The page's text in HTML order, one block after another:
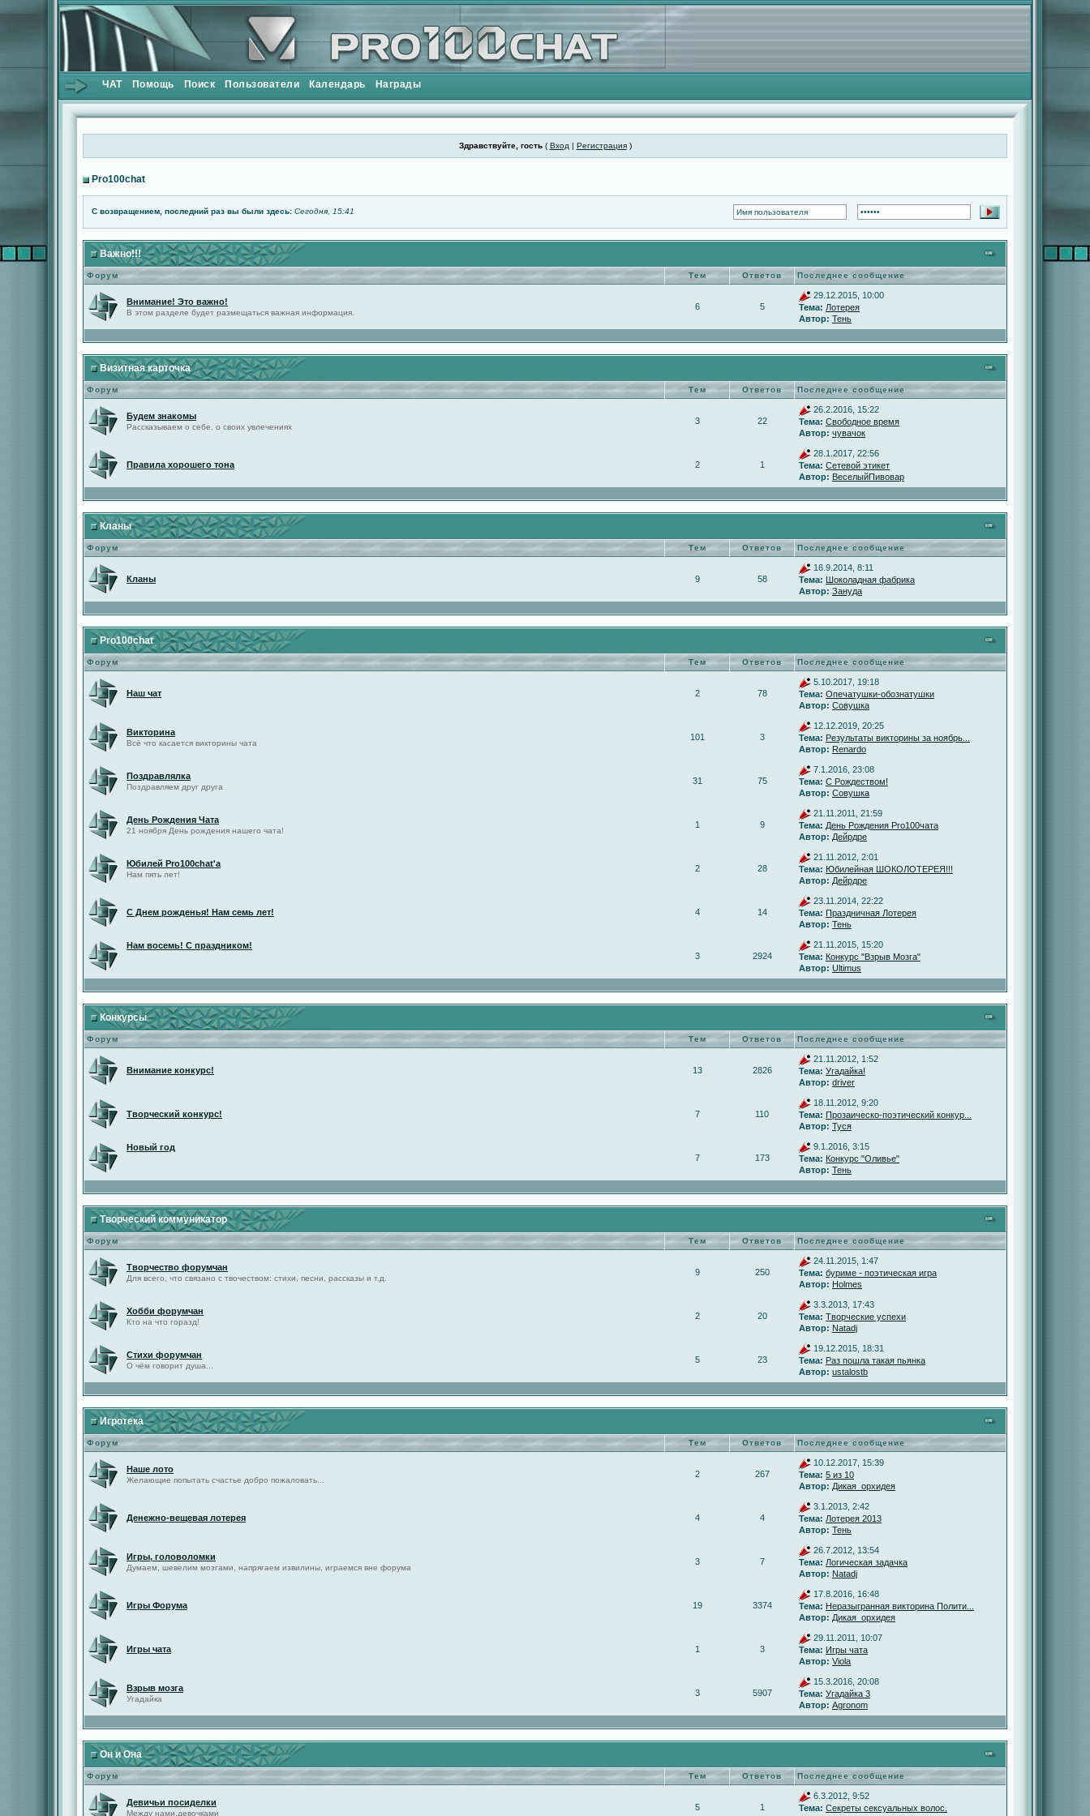
ЧАТ Помощь Поиск Пользователи Календарь Награды
Здравствуйте, гость( Вход | Регистрация)
Pro100chat
С возвращением, последний раз вы были здесь: Сегодня, 15:41
Важно!!!
Форум Тем Ответов Последнее сообщение
Внимание! Это важно!
В этом разделе будет размещаться важная информация.
6 5
29.12.2015, 10:00
Тема: Лотерея
Автор: Тень
Визитная карточка
Форум Тем Ответов Последнее сообщение
Будем знакомы
Рассказываем о себе, о своих увлечениях
3 22
26.2.2016, 15:22
Тема: Свободное время
Автор: чувачок
Правила хорошего тона 2 1
28.1.2017, 22:56
Тема: Сетевой этикет
Автор: ВеселыйПивовар
Кланы
Форум Тем Ответов Последнее сообщение
Кланы 9 58
16.9.2014, 8:11
Тема: Шоколадная фабрика
Автор: Зануда
Pro100chat
Форум Тем Ответов Последнее сообщение
Наш чат 2 78
5.10.2017, 19:18
Тема: Опечатушки-обознатушки
Автор: Совушка
Викторина
Всё что касается викторины чата
101 3
12.12.2019, 20:25
Тема: Результаты викторины за ноябрь...
Автор: Renardo
Поздравлялка
Поздравляем друг друга
31 75
7.1.2016, 23:08
Тема: С Рождеством!
Автор: Совушка
День Рождения Чата
21 ноября День рождения нашего чата!
1 9
21.11.2011, 21:59
Тема: День Рождения Pro100чата
Автор: Дейрдре
Юбилей Pro100chat'а
Нам пять лет!
2 28
21.11.2012, 2:01
Тема: Юбилейная ШОКОЛОТЕРЕЯ!!!
Автор: Дейрдре
С Днем рожденья! Нам семь лет! 4 14
23.11.2014, 22:22
Тема: Праздничная Лотерея
Автор: Тень
Нам восемь! С праздником!
3
2924
21.11.2015, 15:20
Тема: Конкурс "Взрыв Мозга"
Автор: Ultimus
Конкурсы
Форум Тем Ответов Последнее сообщение
Внимание конкурс! 13 2826
21.11.2012, 1:52
Тема: Угадайка!
Автор: driver
Творческий конкурс! 7 110
18.11.2012, 9:20
Тема: Прозаическо-поэтический конкур...
Автор: Туся
Новый год
7
173
9.1.2016, 3:15
Тема: Конкурс "Оливье"
Автор: Тень
Творческий коммуникатор
Форум Тем Ответов Последнее сообщение
Творчество форумчан
Для всего, что связано с твочеством: стихи, песни, рассказы и т.д.
9 250
24.11.2015, 1:47
Тема: буриме - поэтическая игра
Автор: Holmes
Хобби форумчан
Кто на что горазд!
2 20
3.3.2013, 17:43
Тема: Творческие успехи
Автор: Natadj
Стихи форумчан
О чём говорит душа...
5 23
19.12.2015, 18:31
Тема: Раз пошла такая пьянка
Автор: ustalostb
Игротека
Форум Тем Ответов Последнее сообщение
Наше лото
Желающие попытать счастье добро пожаловать...
2 267
10.12.2017, 15:39
Тема: 5 из 10
Автор: Дикая_орхидея
Денежно-вещевая лотерея 4 4
3.1.2013, 2:42
Тема: Лотерея 2013
Автор: Тень
Игры, головоломки
Думаем, шевелим мозгами, напрягаем извилины, играемся вне форума
3 7
26.7.2012, 13:54
Тема: Логическая задачка
Автор: Natadj
Игры Форума 19 3374
17.8.2016, 16:48
Тема: Неразыгранная викторина Полити...
Автор: Дикая_орхидея
Игры чата 1 3
29.11.2011, 10:07
Тема: Игры чата
Автор: Viola
Взрыв мозга
Угадайка
3 5907
15.3.2016, 20:08
Тема: Угадайка 3
Автор: Agronom
Он и Она
Форум Тем Ответов Последнее сообщение
Девичьи посиделки
Между нами,девочками
5 1
6.3.2012, 9:52
Тема: Секреты сексуальных волос.